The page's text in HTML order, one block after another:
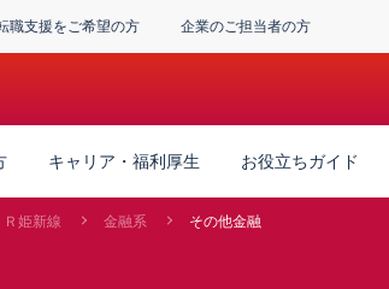
職支援をご希望の方 企業のご担当者の方
キャリア・福利厚生 お役立ちガイド
Ｒ姫新線 金融系 その他金融